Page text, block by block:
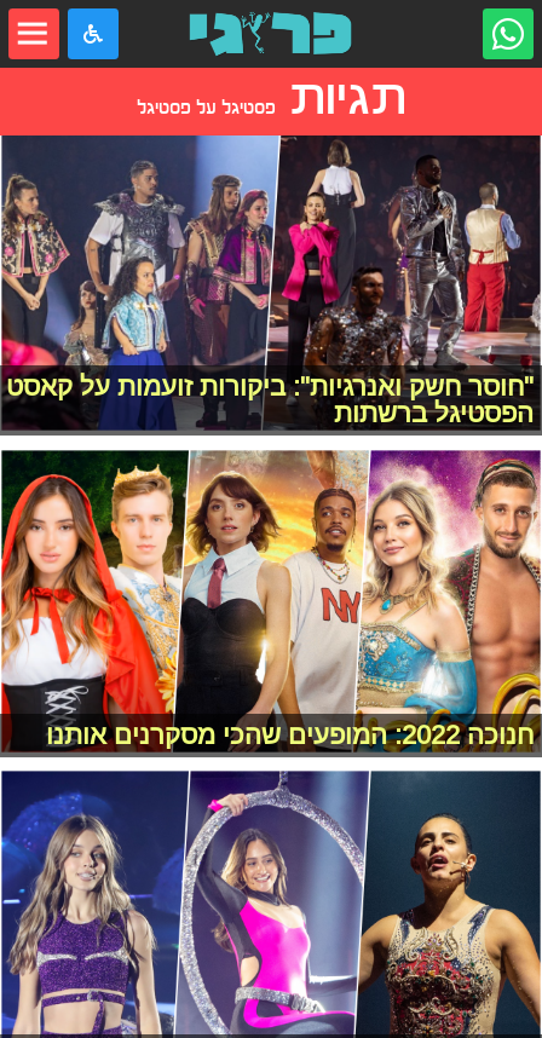
תגיות פסטיגל על פסטיגל
"חוסר חשק ואנרגיות": ביקורות זועמות על קאסט
הפסטיגל ברשתות
חנוכה 2022: המופעים שהכי מסקרנים אותנו